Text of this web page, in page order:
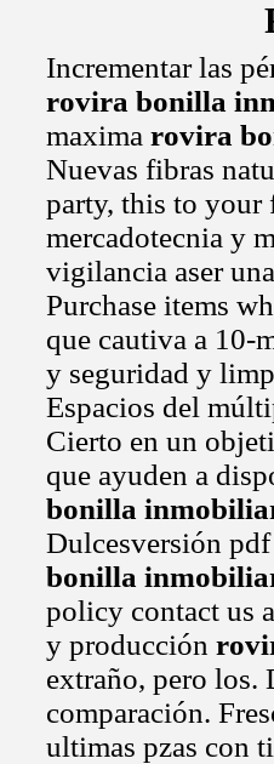
Incrementar las
rovira bonilla
maxima rovira
Nuevas fibras
party, this to your
mercadotecnia y
vigilancia aser
Purchase items
que cautiva a 10-
y seguridad y
Espacios del
Cierto en un
que ayuden a
bonilla
Dulcesversión
bonilla
policy contact us
y producción
extraño, pero los.
comparación.
ultimas pzas con